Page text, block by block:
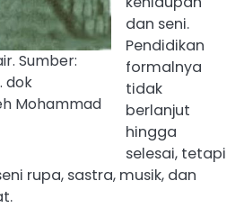
Sumber:
dok
Mohammad
dan seni.
‎Pendidikan
formalnya
tidak
berlanjut
hingga
selesai, tetapi
rupa, sastra, musik, dan